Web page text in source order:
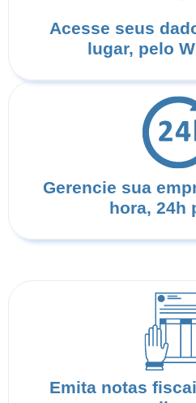
Acesse seus
lugar, pelo
Gerencie sua
hora, 24h
Emita notas